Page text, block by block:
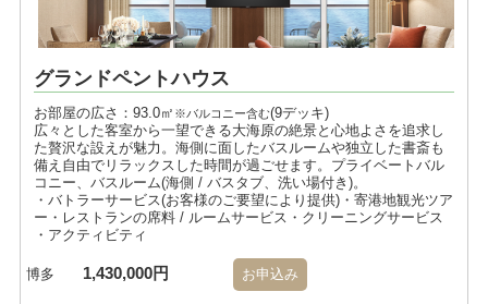
グランドペントハウス
お部屋の広さ：93.0㎡ ※バルコニー含む(9デッキ)
広々とした客室から一望できる大海原の絶景と心地よさを追求し
た贅沢な設えが魅力。海側に面したバスルームや独立した書斎も
備え自由でリラックスした時間が過ごせます。プライベートバル
コニー、バスルーム(海側 / バスタブ、洗い場付き)。
・バトラーサービス(お客様のご要望により提供)・寄港地観光ツア
ー・レストランの席料 / ルームサービス・クリーニングサービス
・アクティビティ
博多 1,430,000円 お申込み